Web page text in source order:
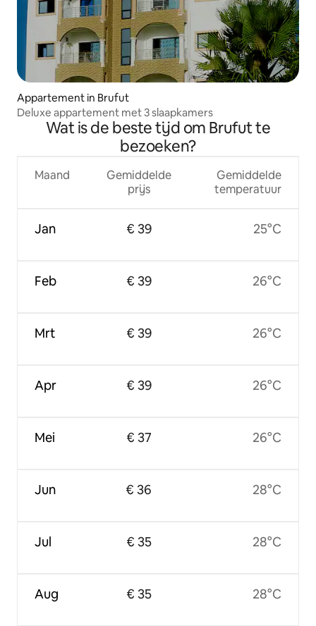
Appartement in Brufut
Deluxe appartement met 3 slaapkamers
Wat is de beste tijd om Brufut te
bezoeken?
Maand
Jan
Feb
Mrt
Apr
Mei
Jun
Jul
Aug
Gemiddelde
prijs
€ 39
€ 39
€ 39
€ 39
€ 37
€ 36
€ 35
€ 35
Gemiddelde
temperatuur
25°C
26°C
26°C
26°C
26°C
28°C
28°C
28°C